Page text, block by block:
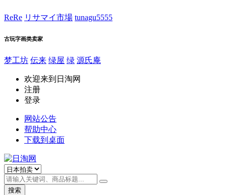
ReRe リサマイ市場 tunagu5555
古玩字画类卖家
梦工坊 伝来 绿屋 绿 源氏庵
欢迎来到日淘网
注册
登录
网站公告
帮助中心
下载到桌面
搜索